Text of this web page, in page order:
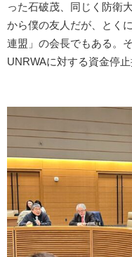
った石破茂、同じく防衛
から僕の友人だが、とく
連盟」の会長でもある。
UNRWAに対する資金停